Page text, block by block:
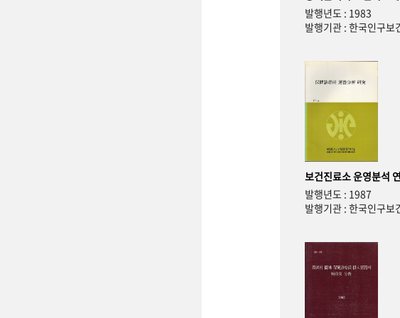
발행년도 : 1983
발행기관 : 한국인구보
보건진료소 운영분석
발행년도 : 1987
발행기관 : 한국인구보